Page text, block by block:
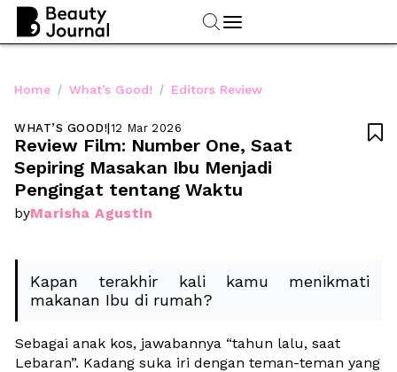
Home / What’s Good! / Editors Review
WHAT’S GOOD!|12 Mar 2026
Review Film: Number One, Saat
Sepiring Masakan Ibu Menjadi
Pengingat tentang Waktu
byMarisha Agustin

Kapan terakhir kali kamu menikmati
makanan Ibu di rumah?
Sebagai anak kos, jawabannya “tahun lalu, saat
Lebaran”. Kadang suka iri dengan teman-teman yang